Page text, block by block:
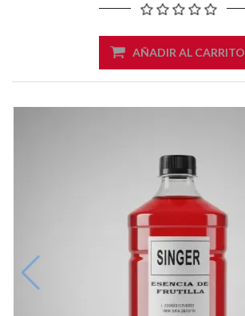
AÑADIR AL CARRITO